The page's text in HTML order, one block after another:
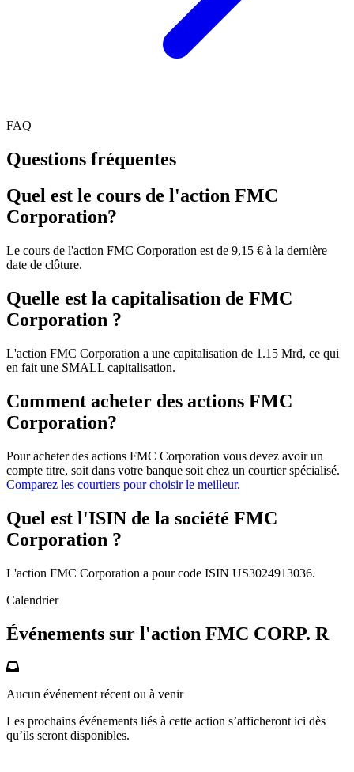
FAQ
Questions fréquentes
Quel est le cours de l'action FMC
Corporation?
Le cours de l'action FMC Corporation est de 9,15 € à la dernière
date de clôture.
Quelle est la capitalisation de FMC
Corporation ?
L'action FMC Corporation a une capitalisation de 1.15 Mrd, ce qui
en fait une SMALL capitalisation.
Comment acheter des actions FMC
Corporation?
Pour acheter des actions FMC Corporation vous devez avoir un
compte titre, soit dans votre banque soit chez un courtier spécialisé.
Comparez les courtiers pour choisir le meilleur.
Quel est l'ISIN de la société FMC
Corporation ?
L'action FMC Corporation a pour code ISIN US3024913036.
Calendrier
Événements sur l'action FMC CORP. R
Aucun événement récent ou à venir
Les prochains événements liés à cette action s’afficheront ici dès
qu’ils seront disponibles.